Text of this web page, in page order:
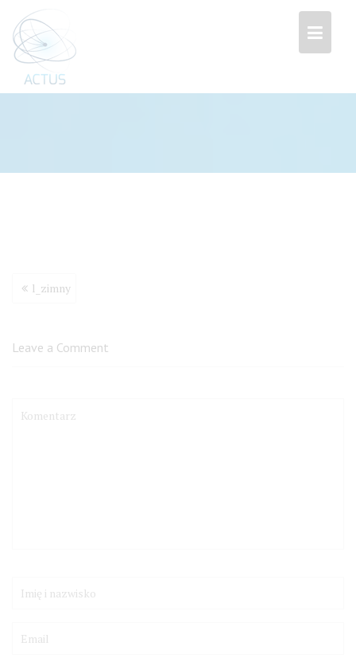
Przejdź
treści
Nawigacja
wpisu
l_zimny
Leave a Comment